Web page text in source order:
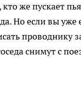
же пускает
Но если вы
проводнику
снимут с